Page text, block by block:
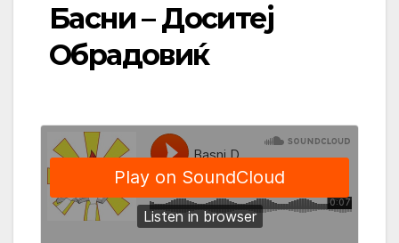
Басни – Доситеј
Обрадовиќ